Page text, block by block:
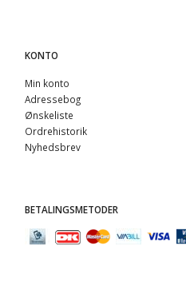
KONTO
Min konto
Adressebog
Ønskeliste
Ordrehistorik
Nyhedsbrev
BETALINGSMETODER